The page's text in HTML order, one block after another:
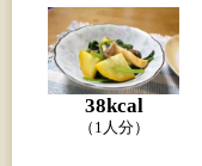
38kcal
（1人分）